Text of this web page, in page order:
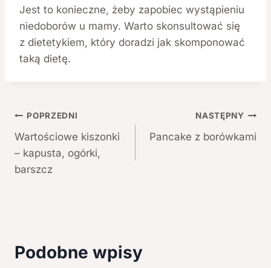
Jest to konieczne, żeby zapobiec wystąpieniu
niedoborów u mamy. Warto skonsultować się
z dietetykiem, który doradzi jak skomponować
taką dietę.
Nawigacja
wpisu
POPRZEDNI
Wartościowe kiszonki
– kapusta, ogórki,
barszcz
NASTĘPNY
Pancake z borówkami
Podobne wpisy